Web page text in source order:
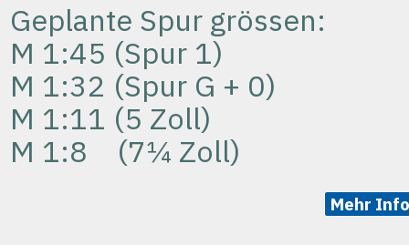
Geplante Spur grössen:
M 1:45 (Spur 1)
M 1:32 (Spur G + 0)
M 1:11 (5 Zoll)
M 1:8 (7¼ Zoll)
Mehr